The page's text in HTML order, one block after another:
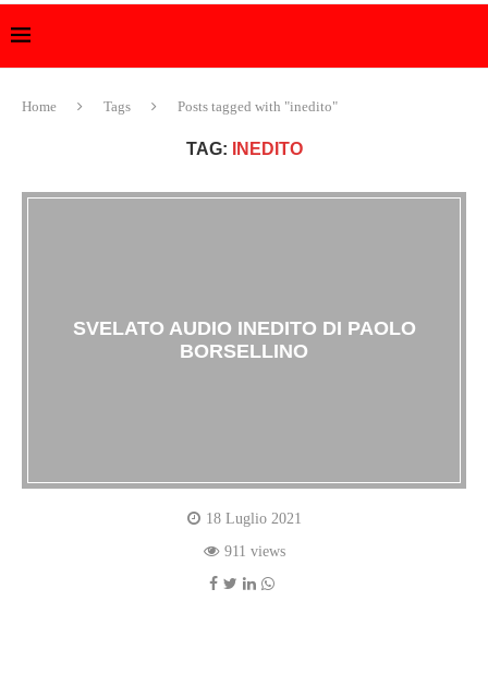
Home Tags Posts tagged with "inedito"
TAG: INEDITO
SVELATO AUDIO INEDITO DI PAOLO
BORSELLINO
18 Luglio 2021
911 views